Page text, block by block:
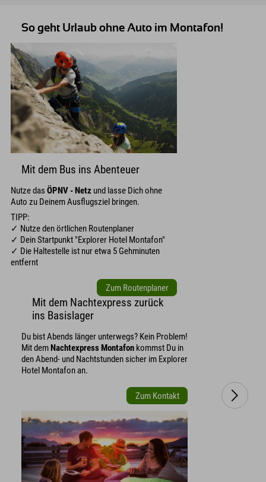
So geht Urlaub ohne Auto im Montafon!
Mit dem Bus ins Abenteuer
Nutze das ÖPNV - Netz und lasse Dich ohne
Auto zu Deinem Ausflugsziel bringen.
TIPP:
✓ Nutze den örtlichen Routenplaner
✓ Dein Startpunkt "Explorer Hotel Montafon"
✓ Die Haltestelle ist nur etwa 5 Gehminuten
entfernt
Zum Routenplaner
Mit dem Nachtexpress zurück
ins Basislager
Du bist Abends länger unterwegs? Kein Problem!
Mit demNachtexpress Montafon kommst Du in
den Abend- und Nachtstunden sicher im Explorer
Hotel Montafon an.
Zum Kontakt